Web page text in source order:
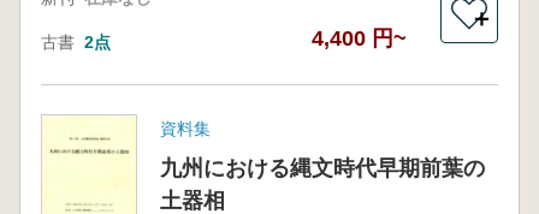
古書 2点 4,400 円~
＋
資料集
九州における縄文時代早期前葉の
土器相